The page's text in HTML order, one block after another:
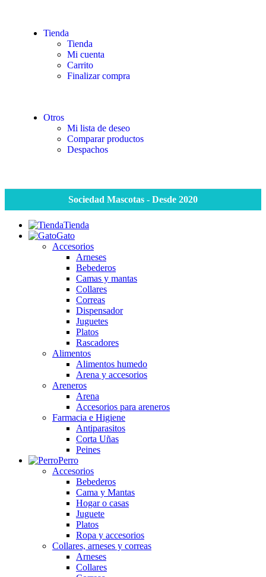
Tienda
Tienda
Mi cuenta
Carrito
Finalizar compra
Otros
Mi lista de deseo
Comparar productos
Despachos
Sociedad Mascotas - Desde 2020
Tienda
Gato
Accesorios
Arneses
Bebederos
Camas y mantas
Collares
Correas
Dispensador
Juguetes
Platos
Rascadores
Alimentos
Alimentos humedo
Arena y accesorios
Areneros
Arena
Accesorios para areneros
Farmacia e Higiene
Antiparasitos
Corta Uñas
Peines
Perro
Accesorios
Bebederos
Cama y Mantas
Hogar o casas
Juguete
Platos
Ropa y accesorios
Collares, arneses y correas
Arneses
Collares